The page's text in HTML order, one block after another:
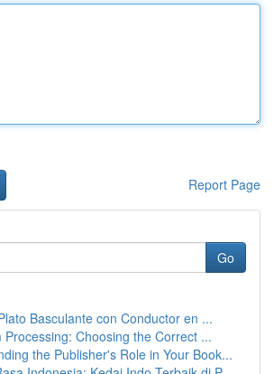
Report Page
Go
Basculante con Conductor en ...
Processing: Choosing the Correct ...
the Publisher's Role in Your Book...